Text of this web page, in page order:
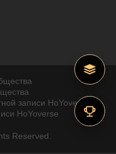
записи HoYoverse
HoYoverse
Reserved.